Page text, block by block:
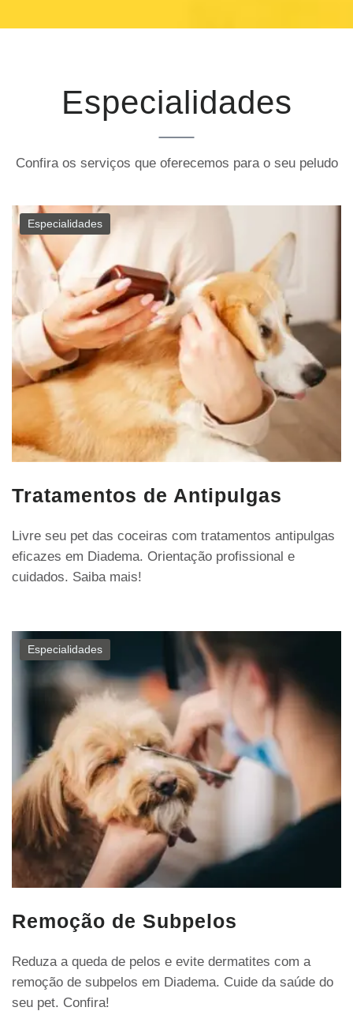
Especialidades
Confira os serviços que oferecemos para o seu peludo
Especialidades
Tratamentos de Antipulgas
Livre seu pet das coceiras com tratamentos antipulgas
eficazes em Diadema. Orientação profissional e
cuidados. Saiba mais!
Especialidades
Remoção de Subpelos
Reduza a queda de pelos e evite dermatites com a
remoção de subpelos em Diadema. Cuide da saúde do
seu pet. Confira!